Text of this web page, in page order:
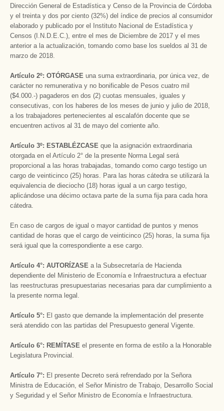
Dirección General de Estadística y Censo de la Provincia de Córdoba
y el treinta y dos por ciento (32%) del índice de precios al consumidor
elaborado y publicado por el Instituto Nacional de Estadística y
Censos (I.N.D.E.C.), entre el mes de Diciembre de 2017 y el mes
anterior a la actualización, tomando como base los sueldos al 31 de
marzo de 2018.
Artículo 2º: OTÓRGASE una suma extraordinaria, por única vez, de
carácter no remunerativa y no bonificable de Pesos cuatro mil
($4.000.-) pagaderos en dos (2) cuotas mensuales, iguales y
consecutivas, con los haberes de los meses de junio y julio de 2018,
a los trabajadores pertenecientes al escalafón docente que se
encuentren activos al 31 de mayo del corriente año.
Artículo 3º: ESTABLÉZCASE que la asignación extraordinaria
otorgada en el Artículo 2° de la presente Norma Legal será
proporcional a las horas trabajadas, tomando como cargo testigo un
cargo de veinticinco (25) horas. Para las horas cátedra se utilizará la
equivalencia de dieciocho (18) horas igual a un cargo testigo,
aplicándose una décimo octava parte de la suma fija para cada hora
cátedra.
En caso de cargos de igual o mayor cantidad de puntos y menos
cantidad de horas que el cargo de veinticinco (25) horas, la suma fija
será igual que la correspondiente a ese cargo.
Artículo 4°: AUTORÍZASE a la Subsecretaría de Hacienda
dependiente del Ministerio de Economía e Infraestructura a efectuar
las reestructuras presupuestarias necesarias para dar cumplimiento a
la presente norma legal.
Artículo 5°: El gasto que demande la implementación del presente
será atendido con las partidas del Presupuesto general Vigente.
Artículo 6°: REMÍTASE el presente en forma de estilo a la Honorable
Legislatura Provincial.
Artículo 7°: El presente Decreto será refrendado por la Señora
Ministra de Educación, el Señor Ministro de Trabajo, Desarrollo Social
y Seguridad y el Señor Ministro de Economía e Infraestructura.